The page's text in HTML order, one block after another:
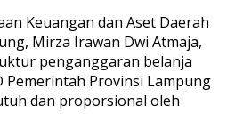
Keuangan dan Aset Daerah
Mirza Irawan Dwi Atmaja,
penganggaran belanja
Pemerintah Provinsi Lampung
dan proporsional oleh